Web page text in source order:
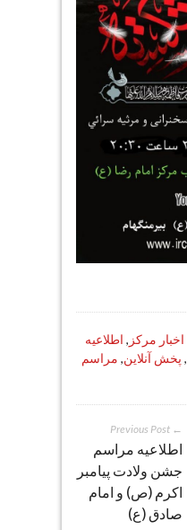
اخبار مرکز , اطلاعیه
, پخش آنلاین, مراسم
← Previous Post
اطلاعیه مراسم
جشن ولادت پیامبر
اکرم (ص) و امام
صادق (ع)